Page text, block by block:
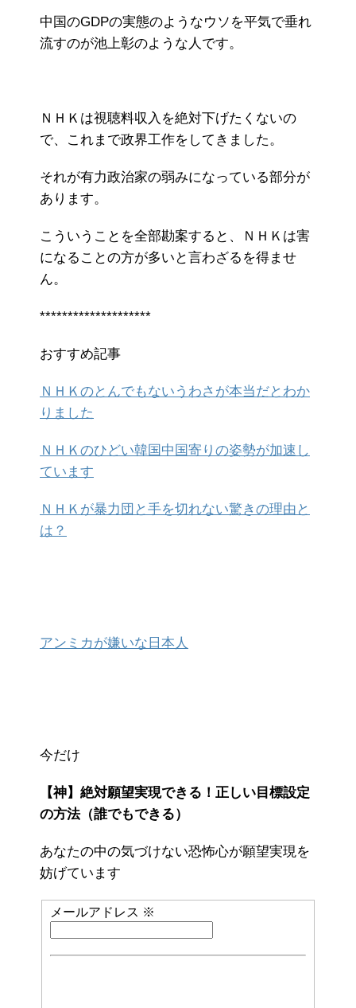
中国のGDPの実態のようなウソを平気で垂れ
流すのが池上彰のような人です。
ＮＨＫは視聴料収入を絶対下げたくないの
で、これまで政界工作をしてきました。
それが有力政治家の弱みになっている部分が
あります。
こういうことを全部勘案すると、ＮＨＫは害
になることの方が多いと言わざるを得ませ
ん。
********************
おすすめ記事
ＮＨＫのとんでもないうわさが本当だとわか
りました
ＮＨＫのひどい韓国中国寄りの姿勢が加速し
ています
ＮＨＫが暴力団と手を切れない驚きの理由と
は？
アンミカが嫌いな日本人
今だけ
【神】絶対願望実現できる！正しい目標設定
の方法（誰でもできる）
あなたの中の気づけない恐怖心が願望実現を
妨げています
メールアドレス ※